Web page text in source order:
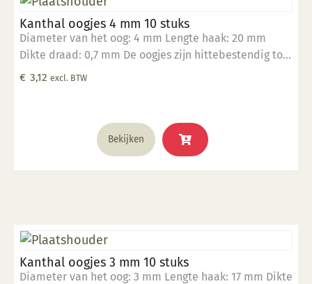
Kanthal oogjes 4 mm 10 stuks
Diameter van het oog: 4 mm Lengte haak: 20 mm
Dikte draad: 0,7 mm De oogjes zijn hittebestendig tot
1400°C Geschikt om in klei te verwerken Verpakt in
€ 3,12 excl. BTW
Bekijken
Kanthal oogjes 3 mm 10 stuks
Diameter van het oog: 3 mm Lengte haak: 17 mm Dikte